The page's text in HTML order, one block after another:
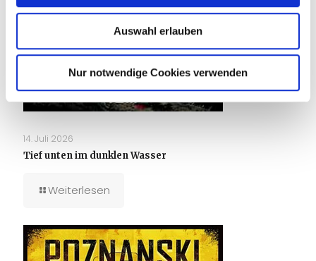
Auswahl erlauben
Nur notwendige Cookies verwenden
14. Juli 2026
Tief unten im dunklen Wasser
Weiterlesen